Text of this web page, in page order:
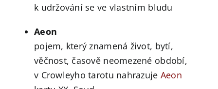
k udržování se ve vlastním bludu
Aeon
pojem, který znamená život, bytí,
věčnost, časově neomezené období,
v Crowleyho tarotu nahrazuje Aeon